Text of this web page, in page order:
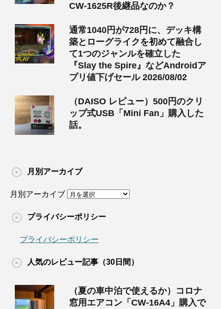
CW-1625R後継品なのか？
通常1040円が728円に、デッキ構
築とローグライクを初めて融合し
て1つのジャンルを確立した
『Slay the Spire』などAndroidア
プリ値下げセール 2026/08/02
（DAISO レビュー）500円のクリ
ップ式USB「Mini Fan」購入した
話。
月別アーカイブ
月別アーカイブ
プライバシーポリシー
プライバシーポリシー
人気のレビュー記事（30日間）
（夏の車中泊で使えるか）コロナ
窓用エアコン「CW-16A4」購入で